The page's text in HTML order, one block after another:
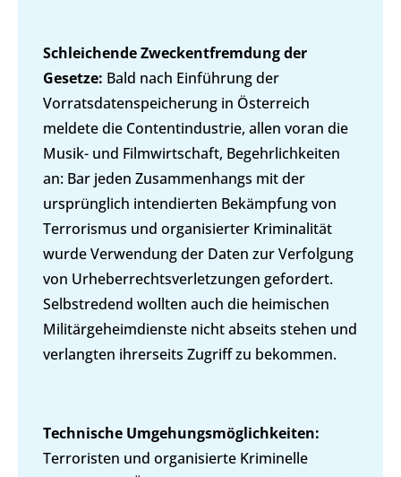
Schleichende Zweckentfremdung der
Gesetze: Bald nach Einführung der
Vorratsdatenspeicherung in Österreich
meldete die Contentindustrie, allen voran die
Musik- und Filmwirtschaft, Begehrlichkeiten
an: Bar jeden Zusammenhangs mit der
ursprünglich intendierten Bekämpfung von
Terrorismus und organisierter Kriminalität
wurde Verwendung der Daten zur Verfolgung
von Urheberrechtsverletzungen gefordert.
Selbstredend wollten auch die heimischen
Militärgeheimdienste nicht abseits stehen und
verlangten ihrerseits Zugriff zu bekommen.
Technische Umgehungsmöglichkeiten:
Terroristen und organisierte Kriminelle